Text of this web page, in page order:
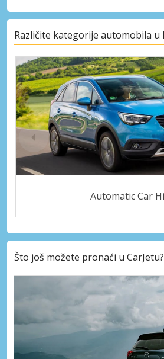
Različite kategorije automobila u
Automatic Car
Što još možete pronaći u CarJetu?